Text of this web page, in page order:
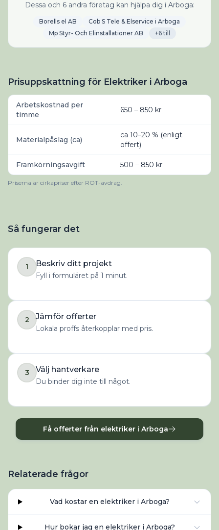
Dessa och 6 andra företag kan hjälpa dig i Arboga:
Borells el AB
Cob S Tele & Elservice i Arboga
Mp Styr- Och Elinstallationer AB
+6 till
Prisuppskattning för Elektriker i Arboga
Arbetskostnad per
timme
650 – 850 kr
Materialpåslag (ca)
ca 10–20 % (enligt
offert)
Framkörningsavgift 500 – 850 kr
Priserna är cirkapriser efter ROT-avdrag.
Så fungerar det
1 Beskriv ditt projekt
Fyll i formuläret på 1 minut.
2 Jämför offerter
Lokala proffs återkopplar med pris.
3 Välj hantverkare
Du binder dig inte till något.
Få offerter från elektriker i Arboga
Relaterade frågor
Vad kostar en elektriker i Arboga?
Hur bokar jag en elektriker i Arboga?